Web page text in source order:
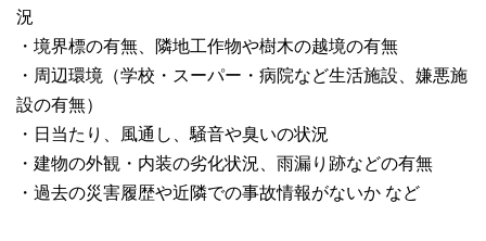
況
・境界標の有無、隣地工作物や樹木の越境の有無
・周辺環境（学校・スーパー・病院など生活施設、嫌悪施
設の有無）
・日当たり、風通し、騒音や臭いの状況
・建物の外観・内装の劣化状況、雨漏り跡などの有無
・過去の災害履歴や近隣での事故情報がないか など